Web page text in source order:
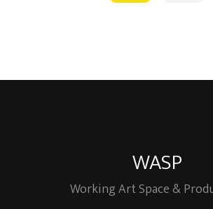
WASP
Working Art Space &